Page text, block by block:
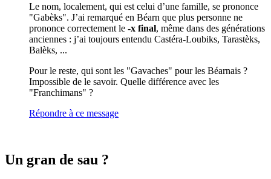
Le nom, localement, qui est celui d’une famille, se prononce
"Gabèks". J’ai remarqué en Béarn que plus personne ne
prononce correctement le -x final, même dans des générations
anciennes : j’ai toujours entendu Castéra-Loubiks, Tarastèks,
Balèks, ...
Pour le reste, qui sont les "Gavaches" pour les Béarnais ?
Impossible de le savoir. Quelle différence avec les
"Franchimans" ?
Répondre à ce message
Un gran de sau ?